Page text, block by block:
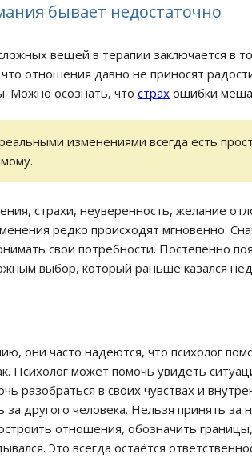
бывает недостаточно
вещей в терапии заключается в
отношения давно не приносят
Можно осознать, что страх ошибки
изменениями всегда есть
страхи, неуверенность, желание
редко происходят мгновенно.
свои потребности. Постепенно
выбор, который раньше казался
они часто надеются, что психолог
Психолог может помочь увидеть
разобраться в своих чувствах и
другого человека. Нельзя принять
отношения, обозначить
Это всегда остаётся